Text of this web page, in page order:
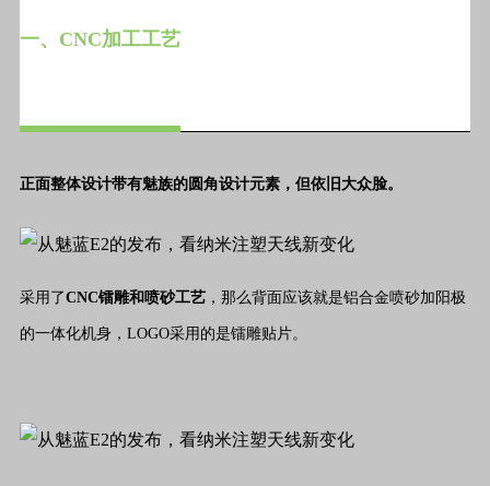
一、CNC加工工艺
正面整体设计带有魅族的圆角设计元素，但依旧大众脸。
采用了CNC镭雕和喷砂工艺 ，那么背面应该就是铝合金喷砂加阳极
的一体化机身，LOGO采用的是镭雕贴片。